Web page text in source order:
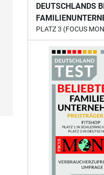
DEUTSCHLANDS
PLATZ 3 (FOCUS